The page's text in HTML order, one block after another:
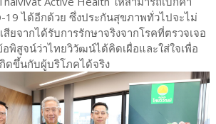
19 ได้อีกด้วย ซึ่งประกันสุขภาพทั่วไปจะไม่
ยจากได้รับการรักษาจริงจากโรคที่ตรวจเจอ
อพิสูจน์ว่าไทยวิวัฒน์ได้คิดเผื่อและใส่ใจเพื่อ
ดขึ้นกับผู้บริโภคได้จริง